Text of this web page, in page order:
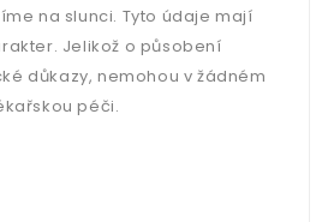
na slunci. Tyto údaje mají
Jelikož o působení
důkazy, nemohou v žádném
péči.